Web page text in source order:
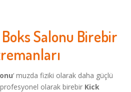
Salonu Birebir
‘ muzda fiziki olarak daha güçlü
olarak birebir Kick